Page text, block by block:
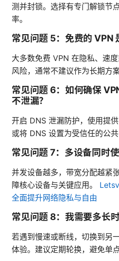
测并封锁。选择有专门解锁节
率。
常见问题 5：免费的 VPN
大多数免费 VPN 在隐私、速
风险，通常不建议作为长期方案
常见问题 6：如何确保
不泄漏？
开启 DNS 泄漏防护，使用提
或将 DNS 设置为受信任的公共
常见问题 7：多设备同时
并发设备越多，带宽分配越紧
障核心设备与关键应用。
全面提升网络隐私与自由
常见问题 8：我需要多长
若遇到慢速或断线，切换到另
体验。建议定期轮换，避免单点